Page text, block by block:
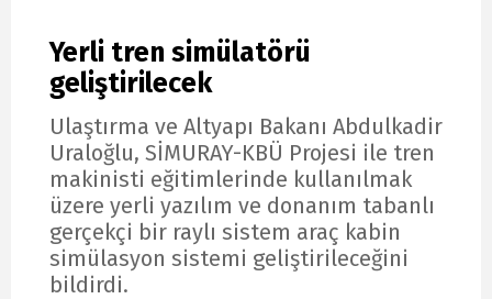
Yerli tren simülatörü
geliştirilecek
Ulaştırma ve Altyapı Bakanı Abdulkadir
Uraloğlu, SİMURAY-KBÜ Projesi ile tren
makinisti eğitimlerinde kullanılmak
üzere yerli yazılım ve donanım tabanlı
gerçekçi bir raylı sistem araç kabin
simülasyon sistemi geliştirileceğini
bildirdi.